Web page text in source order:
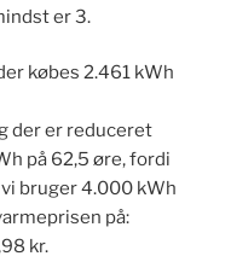
er 3.
købes 2.461 kWh
der er reduceret
på 62,5 øre, fordi
bruger 4.000 kWh
på:
kr.